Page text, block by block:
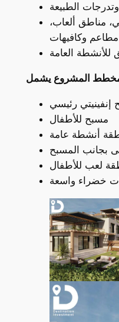
مناطق ألعاب،
إنفينيتي رئيسي
مسبح للأطفال
أنشطة عامة
بجانب المسبح
لعب للأطفال
خضراء واسعة